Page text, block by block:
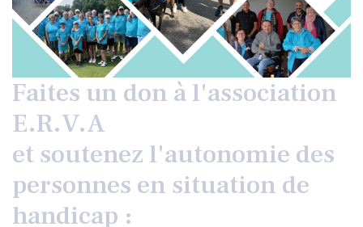
Faites un don à l'association
E.R.V.A
et soutenez l'autonomie des
personnes en situation de
handicap :